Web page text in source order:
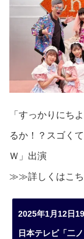
「すっかりにち
るか！？スゴく
Ｗ」出演
≫≫詳しくはこ
2025年1月12日
日本テレビ「二